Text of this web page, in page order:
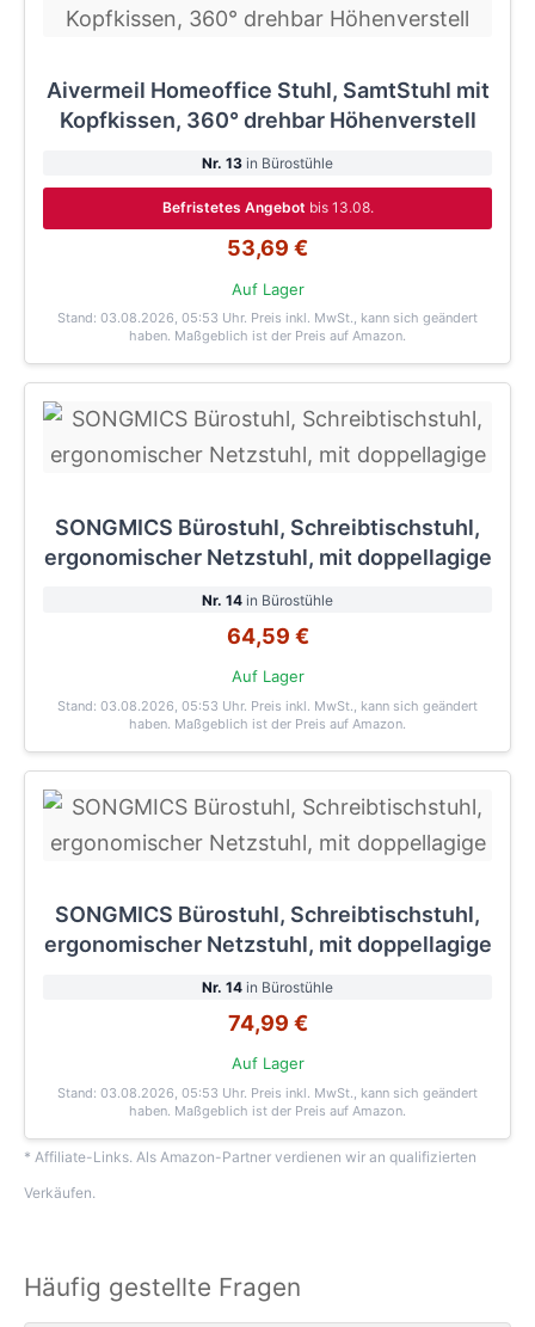
Aivermeil Homeoffice Stuhl, SamtStuhl mit
Kopfkissen, 360° drehbar Höhenverstell
Nr. 13 in Bürostühle
Befristetes Angebot bis 13.08.
53,69 €
Auf Lager
Stand: 03.08.2026, 05:53 Uhr. Preis inkl. MwSt., kann sich geändert
haben. Maßgeblich ist der Preis auf Amazon.
SONGMICS Bürostuhl, Schreibtischstuhl,
ergonomischer Netzstuhl, mit doppellagige
Nr. 14 in Bürostühle
64,59 €
Auf Lager
Stand: 03.08.2026, 05:53 Uhr. Preis inkl. MwSt., kann sich geändert
haben. Maßgeblich ist der Preis auf Amazon.
SONGMICS Bürostuhl, Schreibtischstuhl,
ergonomischer Netzstuhl, mit doppellagige
Nr. 14 in Bürostühle
74,99 €
Auf Lager
Stand: 03.08.2026, 05:53 Uhr. Preis inkl. MwSt., kann sich geändert
haben. Maßgeblich ist der Preis auf Amazon.
* Affiliate-Links. Als Amazon-Partner verdienen wir an qualifizierten
Verkäufen.
Häufig gestellte Fragen